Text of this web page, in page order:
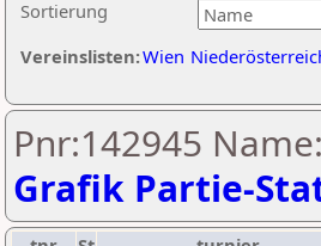
Sortierung
Vereinslisten:Wien
Pnr:142945
Grafik Partie-